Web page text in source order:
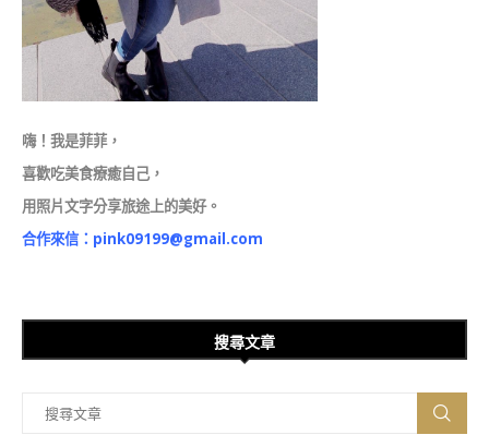
嗨！我是菲菲，
喜歡吃美食療癒自己，
用照片文字分享旅途上的美好。
合作來信： pink09199@gmail.com
搜尋文章